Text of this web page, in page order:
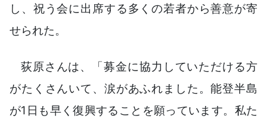
し、祝う会に出席する多くの若者から善意が寄
せられた。
荻原さんは、「募金に協力していただける方
がたくさんいて、涙があふれました。能登半島
が1日も早く復興することを願っています。私た